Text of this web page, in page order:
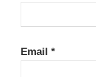
Email *